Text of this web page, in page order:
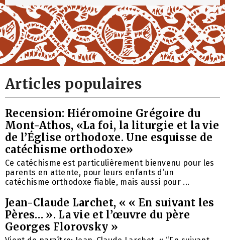
Articles populaires
Recension: Hiéromoine Grégoire du
Mont-Athos, «La foi, la liturgie et la vie
de l’Église orthodoxe. Une esquisse de
catéchisme orthodoxe»
Ce catéchisme est particulièrement bienvenu pour les
parents en attente, pour leurs enfants d’un
catéchisme orthodoxe fiable, mais aussi pour ...
Jean-Claude Larchet, « « En suivant les
Pères… ». La vie et l’œuvre du père
Georges Florovsky »